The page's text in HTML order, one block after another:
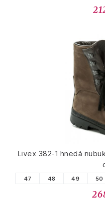
Livex 382-1 hnedá
47 48 49 50